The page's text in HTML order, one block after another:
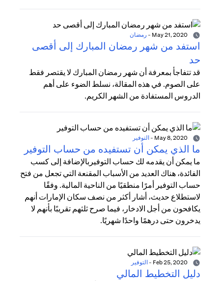
- رمضان
استفد من شهر رمضان المبارك إلى أقصى
حد
قد تتفاجأ بمعرفة أن شهر رمضان المبارك لا يقتصر فقط
على الصوم. في هذه المقالة، نسلط الضوء على أهم
الدروس المستفادة من الشهر الكريم.
- التوفير
ما الذي يمكن أن تستفيده من حساب التوفير
ما يمكن أن يقدمه لك حساب التوفيربالإضافة إلى كسب
الفائدة، هناك العديد من الأسباب المقنعة التي تجعل من فتح
حساب التوفير أمرًا منطقيًا من الناحية المالية. وفقًا
لاستطلاع حديث، أشار أكثر من نصف سكان الإمارات أنهم
يكافحون من أجل الادخار، فيما صرح ثلثهم تقريبًا بأنهم لا
يدخرون حتى درهمًا واحدًا شهريًا.
- التوفير
دليل التخطيط المالي